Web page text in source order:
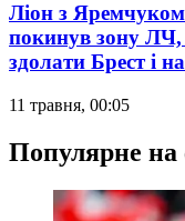
Ліон з Яремчуком
покинув зону
здолати Брест і
11 травня, 00:05
Популярне на